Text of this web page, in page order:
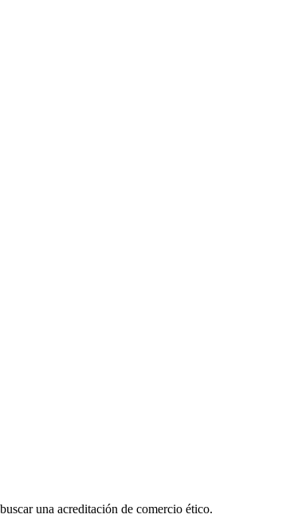
una acreditación de comercio ético.